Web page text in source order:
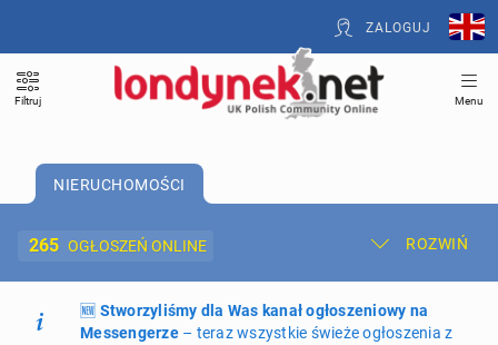
ZALOGUJ
Filtruj Menu
NIERUCHOMOŚCI
265 OGŁOSZEŃ ONLINE ROZWIŃ
Dodaj ogłoszenie Moje ogłoszenia
🆕 Stworzyliśmy dla Was kanał ogłoszeniowy na
Messengerze– teraz wszystkie świeże ogłoszenia z